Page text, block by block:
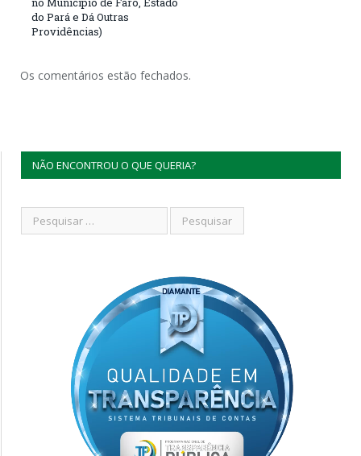
do Pará e Dá Outras
Providências)
Os comentários estão fechados.
NÃO ENCONTROU O QUE QUERIA?